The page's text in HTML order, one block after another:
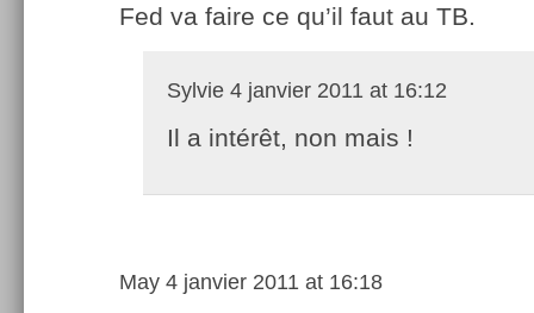
Fed va faire ce qu’il faut au TB.
Sylvie 4 janvier 2011 at 16:12
Il a intérêt, non mais !
May 4 janvier 2011 at 16:18